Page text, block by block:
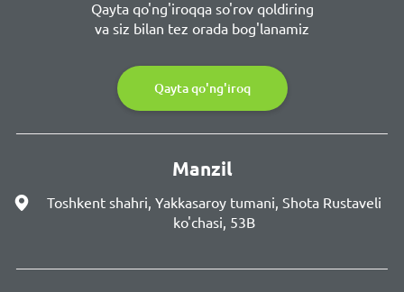
Qayta qo'ng'iroqqa so'rov qoldiring
va siz bilan tez orada bog'lanamiz
Qayta qo'ng'iroq
Manzil
Toshkent shahri, Yakkasaroy tumani, Shota Rustaveli
ko'chasi, 53B